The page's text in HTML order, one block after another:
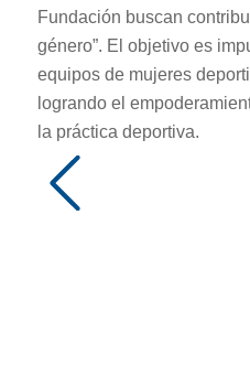
Fundación buscan
género”. El objetivo es
equipos de mujeres
logrando el
la práctica deportiva.